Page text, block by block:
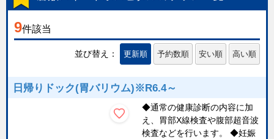
9件該当
並び替え： 更新順 予約数順 安い順 高い順
日帰りドック(胃バリウム)※R6.4～
◆通常の健康診断の内容に加
え、胃部X線検査や腹部超音波
検査などを行います。 ◆妊娠